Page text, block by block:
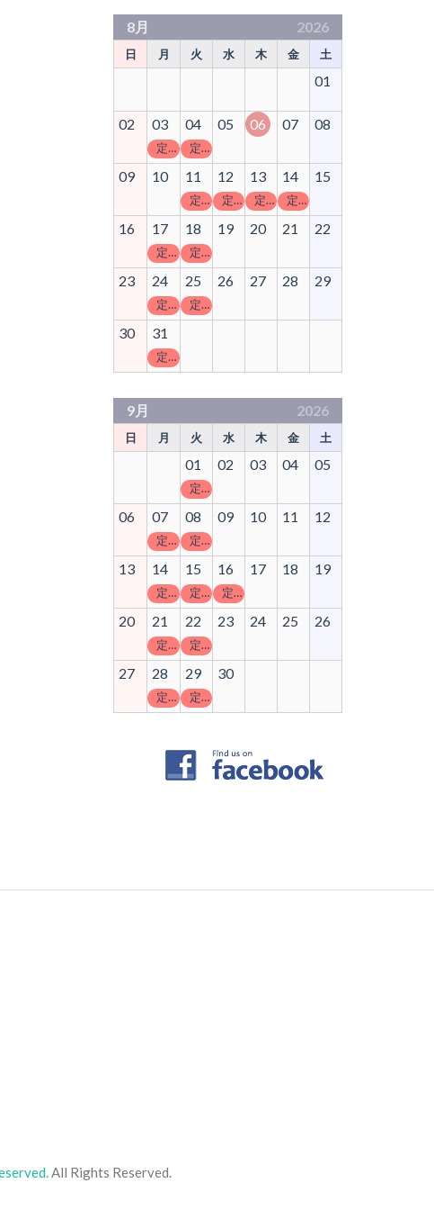
8月 2026
日 月 火 水 木 金 土
01
02 03
定休日
04
定休日
05 06 07 08
09 10 11
定休日
12
定休日
13
定休日
14
定休日
15
16 17
定休日
18
定休日
19 20 21 22
23 24
定休日
25
定休日
26 27 28 29
30 31
定休日
9月 2026
日 月 火 水 木 金 土
01
定休日
02 03 04 05
06 07
定休日
08
定休日
09 10 11 12
13 14
定休日
15
定休日
16
定休日
17 18 19
20 21
定休日
22
定休日
23 24 25 26
27 28
定休日
29
定休日
30
All Rights Reserved.